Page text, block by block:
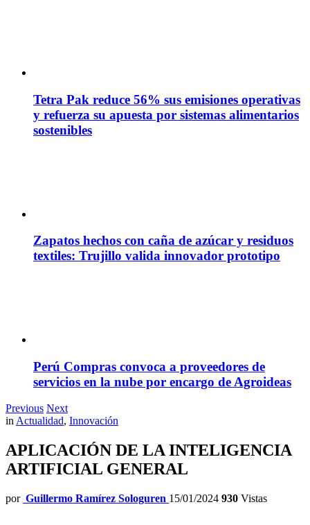
Tetra Pak reduce 56% sus emisiones operativas
y refuerza su apuesta por sistemas alimentarios
sostenibles
Zapatos hechos con caña de azúcar y residuos
textiles: Trujillo valida innovador prototipo
Perú Compras convoca a proveedores de
servicios en la nube por encargo de Agroideas
Previous Next
inActualidad, Innovación
APLICACIÓN DE LA INTELIGENCIA
ARTIFICIAL GENERAL
por Guillermo Ramírez Sologuren 15/01/2024 930 Vistas